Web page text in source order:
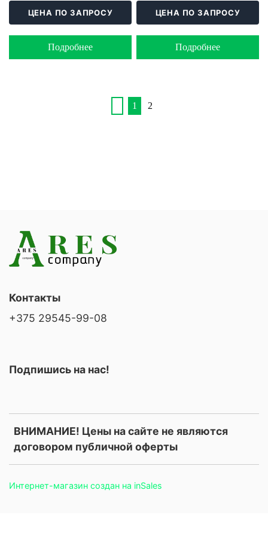
ЦЕНА ПО ЗАПРОСУ
Подробнее
ЦЕНА ПО ЗАПРОСУ
Подробнее
1 2
ВНИМАНИЕ! Цены на сайте не являются
договором публичной оферты
Контакты
+375 29545-99-08
Подпишись на нас!
Интернет-магазин создан на inSales